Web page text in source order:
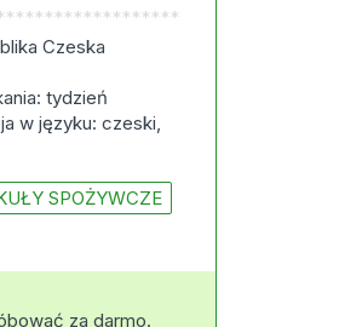
Czeska
tydzień
w języku: czeski,
SPOŻYWCZE
za darmo.